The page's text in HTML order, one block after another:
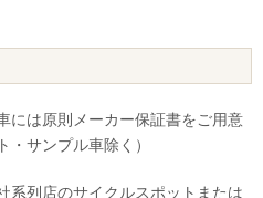
には原則メーカー保証書をご用意
サンプル車除く）
系列店のサイクルスポットまたは